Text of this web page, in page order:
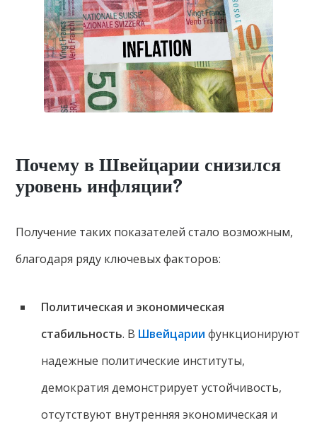
Почему в Швейцарии снизился
уровень инфляции?
Получение таких показателей стало возможным,
благодаря ряду ключевых факторов:
Политическая и экономическая
стабильность. В Швейцарии функционируют
надежные политические институты,
демократия демонстрирует устойчивость,
отсутствуют внутренняя экономическая и